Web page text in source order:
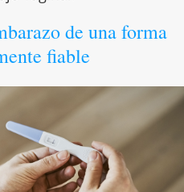
de una forma
fiable